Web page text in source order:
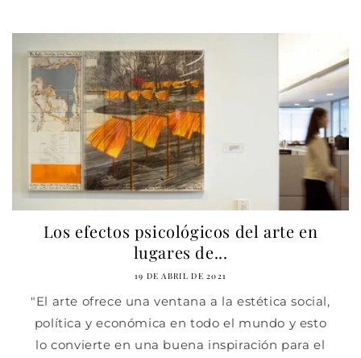
Los efectos psicológicos del arte en
lugares de...
19 DE ABRIL DE 2021
"El arte ofrece una ventana a la estética social,
política y económica en todo el mundo y esto
lo convierte en una buena inspiración para el